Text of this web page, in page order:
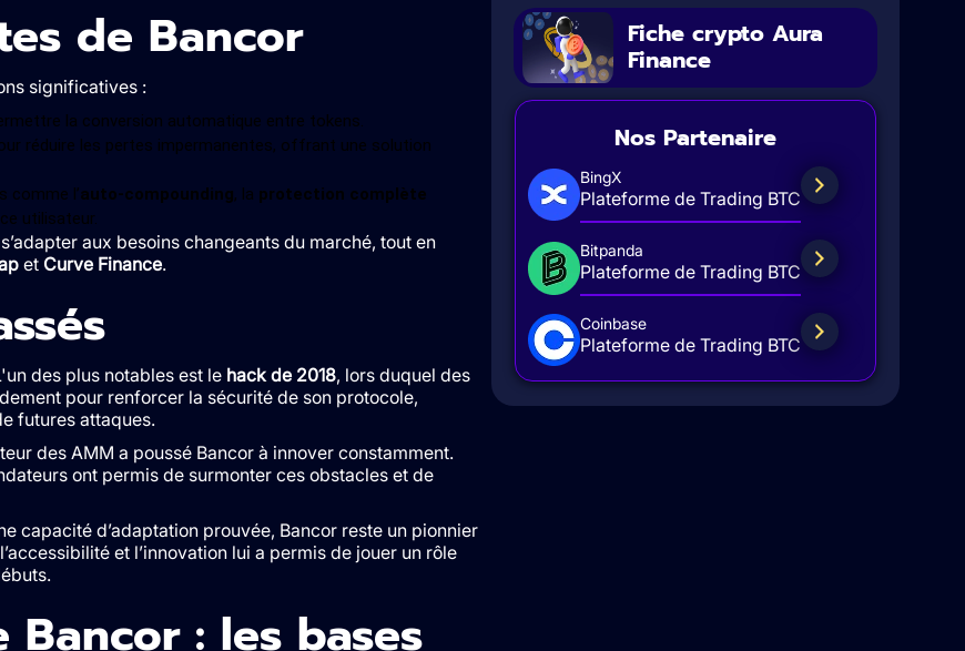
de Bancor
significatives :
la conversion automatique entre tokens.
réduire les pertes impermanentes, offrant une solution
comme l’auto-compounding, la protection complète
utilisateur.
aux besoins changeants du marché, tout en
et Curve Finance.
des plus notables est le hack de 2018, lors duquel des
pour renforcer la sécurité de son protocole,
futures attaques.
des AMM a poussé Bancor à innover constamment.
ont permis de surmonter ces obstacles et de
capacité d’adaptation prouvée, Bancor reste un pionnier
et l’innovation lui a permis de jouer un rôle
: les bases
Fiche crypto Aura
Finance
Nos Partenaire
BingX
Plateforme de Trading BTC
Bitpanda
Plateforme de Trading BTC
Coinbase
Plateforme de Trading BTC